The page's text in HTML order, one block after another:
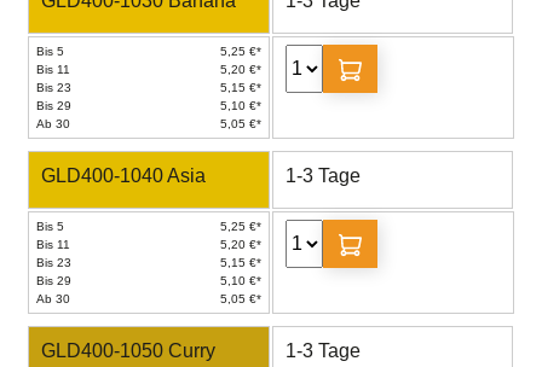
Bis 5
5,25 €*
Bis 11
5,20 €*
Bis 23
5,15 €*
Bis 29
5,10 €*
Ab 30
5,05 €*
GLD400-1040 Asia 1-3 Tage
Bis 5
5,25 €*
Bis 11
5,20 €*
Bis 23
5,15 €*
Bis 29
5,10 €*
Ab 30
5,05 €*
GLD400-1050 Curry 1-3 Tage